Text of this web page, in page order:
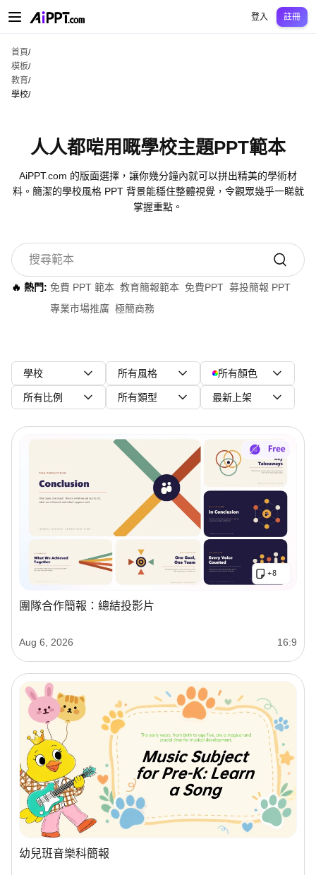
中學中學
登入 註冊
首頁/
模板/
教育/
學校/
人人都啱用嘅學校主題PPT範本
AiPPT.com 的版面選擇，讓你幾分鐘內就可以拼出精美的學術材
料。簡潔的學校風格 PPT 背景能穩住整體視覺，令觀眾幾乎一睇就
掌握重點。
🔥 熱門: 免費 PPT 範本 教育簡報範本 免費PPT 募投簡報 PPT
專業市場推廣 極簡商務
學校 所有風格 所有顏色
所有比例 所有類型 最新上架
團隊合作簡報：總結投影片
Aug 6, 2026 16:9
幼兒班音樂科簡報